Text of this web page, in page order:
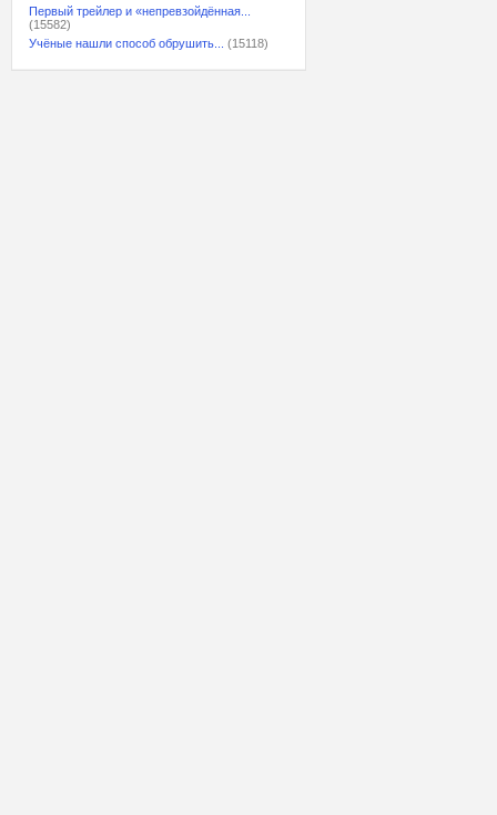
Первый трейлер и «непревзойдённая...
(15582)
Учёные нашли способ обрушить...
(15118)